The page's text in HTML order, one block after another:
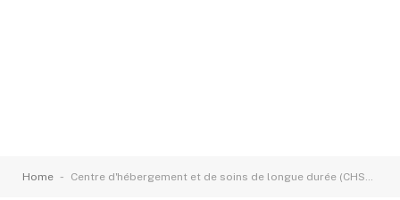
Home - Centre d'hébergement et de soins de longue durée (CHSLD)